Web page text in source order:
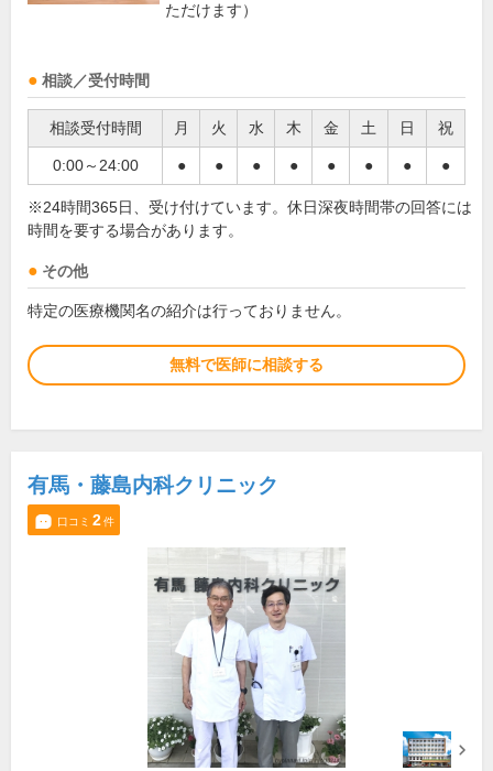
ただけます）
相談／受付時間
相談受付時間 月 火 水 木 金 土 日 祝
0:00～24:00 ● ● ● ● ● ● ● ●
※24時間365日、受け付けています。休日深夜時間帯の回答には
時間を要する場合があります。
その他
特定の医療機関名の紹介は行っておりません。
無料で医師に相談する
有馬・藤島内科クリニック
口コミ 2件